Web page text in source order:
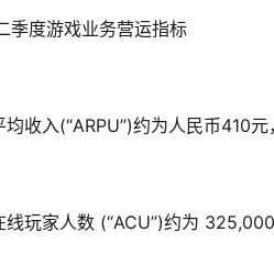
季度游戏业务营运指标
收入(“ARPU”)约为人民币410元
玩家人数 (“ACU”)约为 325,000